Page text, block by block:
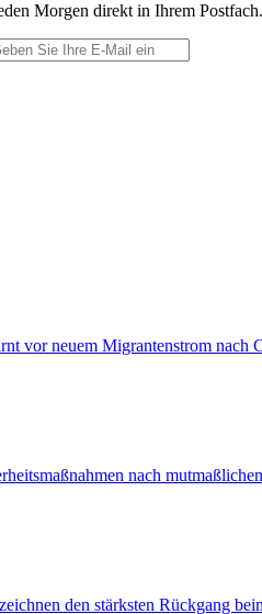
Morgen direkt in Ihrem
vor neuem Migrantenstrom nach
nach
den stärksten Rückgang